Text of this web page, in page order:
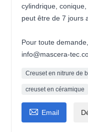
cylindrique,
peut être de 7 jours
Pour toute
info@mascera-
Creuset en nitrure de
creuset en céramique
 Email